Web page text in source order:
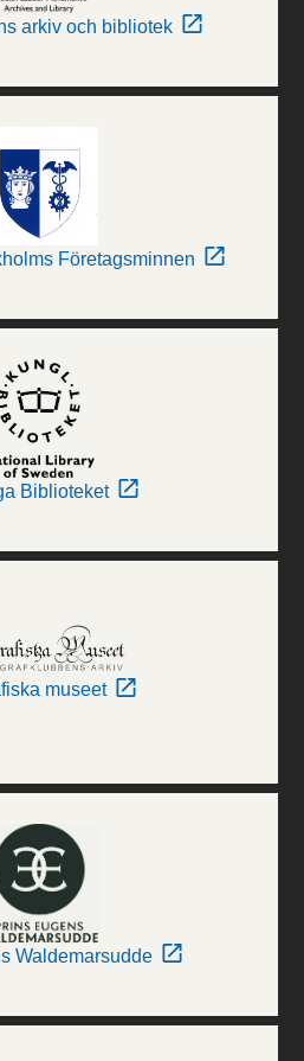
arkiv och bibliotek
Företagsminnen
Biblioteket
museet
Waldemarsudde